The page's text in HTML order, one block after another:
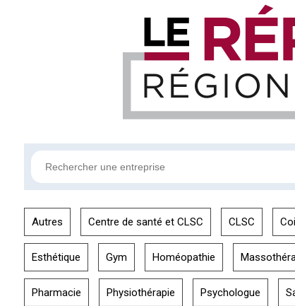
Autres Centre de santé et CLSC CLSC
Esthétique Gym Homéopathie
Pharmacie Physiothérapie Psychologue